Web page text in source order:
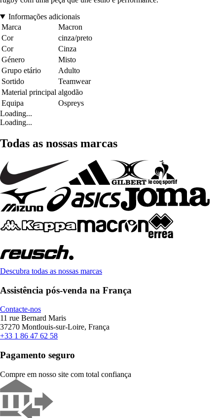
Informações adicionais
Marca
Macron
Cor
cinza/preto
Cor
Cinza
Género
Misto
Grupo etário
Adulto
Sortido
Teamwear
Material principal algodão
Equipa
Ospreys
Loading...
Loading...
Todas as nossas marcas
Descubra todas as nossas marcas
Assistência pós-venda na França
Contacte-nos
11 rue Bernard Maris
37270 Montlouis-sur-Loire, França
+33 1 86 47 62 58
Pagamento seguro
Compre em nosso site com total confiança